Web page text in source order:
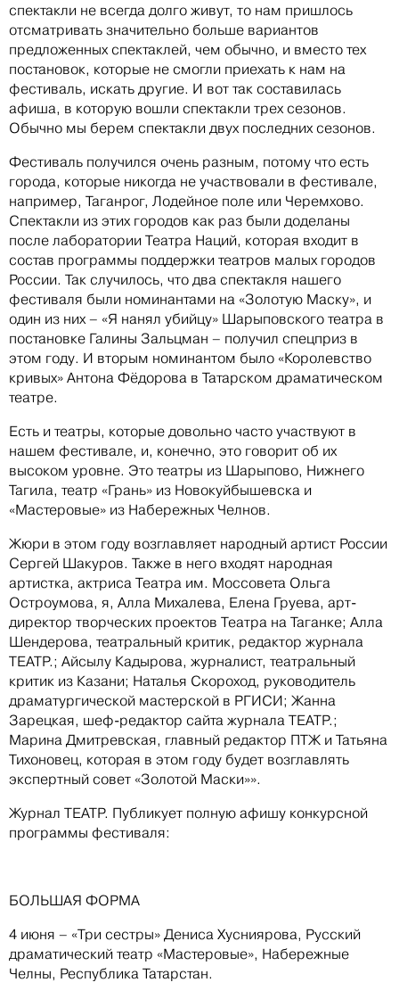
спектакли не всегда долго живут, то нам пришлось
отсматривать значительно больше вариантов
предложенных спектаклей, чем обычно, и вместо тех
постановок, которые не смогли приехать к нам на
фестиваль, искать другие. И вот так составилась
афиша, в которую вошли спектакли трех сезонов.
Обычно мы берем спектакли двух последних сезонов.
Фестиваль получился очень разным, потому что есть
города, которые никогда не участвовали в фестивале,
например, Таганрог, Лодейное поле или Черемхово.
Спектакли из этих городов как раз были доделаны
после лаборатории Театра Наций, которая входит в
состав программы поддержки театров малых городов
России. Так случилось, что два спектакля нашего
фестиваля были номинантами на «Золотую Маску», и
один из них – «Я нанял убийцу» Шарыповского театра в
постановке Галины Зальцман – получил спецприз в
этом году. И вторым номинантом было «Королевство
кривых» Антона Фёдорова в Татарском драматическом
театре.
Есть и театры, которые довольно часто участвуют в
нашем фестивале, и, конечно, это говорит об их
высоком уровне. Это театры из Шарыпово, Нижнего
Тагила, театр «Грань» из Новокуйбышевска и
«Мастеровые» из Набережных Челнов.
Жюри в этом году возглавляет народный артист России
Сергей Шакуров. Также в него входят народная
артистка, актриса Театра им. Моссовета Ольга
Остроумова, я, Алла Михалева, Елена Груева, арт-
директор творческих проектов Театра на Таганке; Алла
Шендерова, театральный критик, редактор журнала
ТЕАТР.; Айсылу Кадырова, журналист, театральный
критик из Казани; Наталья Скороход, руководитель
драматургической мастерской в РГИСИ; Жанна
Зарецкая, шеф-редактор сайта журнала ТЕАТР.;
Марина Дмитревская, главный редактор ПТЖ и Татьяна
Тихоновец, которая в этом году будет возглавлять
экспертный совет «Золотой Маски»».
Журнал ТЕАТР. Публикует полную афишу конкурсной
программы фестиваля:
БОЛЬШАЯ ФОРМА
4 июня – «Три сестры» Дениса Хусниярова, Русский
драматический театр «Мастеровые», Набережные
Челны, Республика Татарстан.